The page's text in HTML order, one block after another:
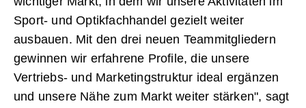
Sport- und Optikfachhandel gezielt weiter
ausbauen. Mit den drei neuen Teammitgliedern
gewinnen wir erfahrene Profile, die unsere
Vertriebs- und Marketingstruktur ideal ergänzen
und unsere Nähe zum Markt weiter stärken", sagt